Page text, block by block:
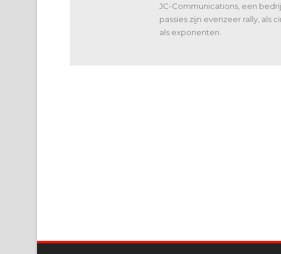
JC-Communications, een
passies zijn evenzeer rally, als
als exponenten.